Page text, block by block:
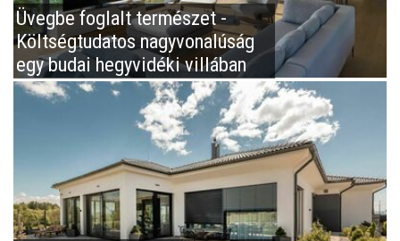
Üvegbe foglalt természet -
Költségtudatos nagyvonalúság
egy budai hegyvidéki villában